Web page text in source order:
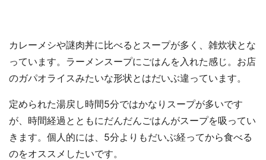
カレーメシや謎肉丼に比べるとスープが多く、雑炊状とな
っています。ラーメンスープにごはんを入れた感じ。お店
のガパオライスみたいな形状とはだいぶ違っています。
定められた湯戻し時間5分ではかなりスープが多いです
が、時間経過とともにだんだんごはんがスープを吸ってい
きます。個人的には、5分よりもだいぶ経ってから食べる
のをオススメしたいです。